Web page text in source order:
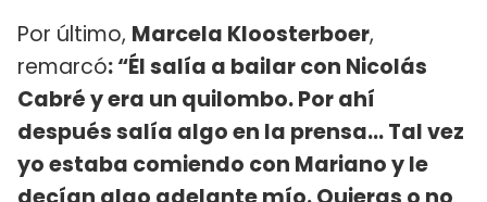
Por último, Marcela Kloosterboer,
remarcó: “Él salía a bailar con Nicolás
Cabré y era un quilombo. Por ahí
después salía algo en la prensa... Tal vez
yo estaba comiendo con Mariano y le